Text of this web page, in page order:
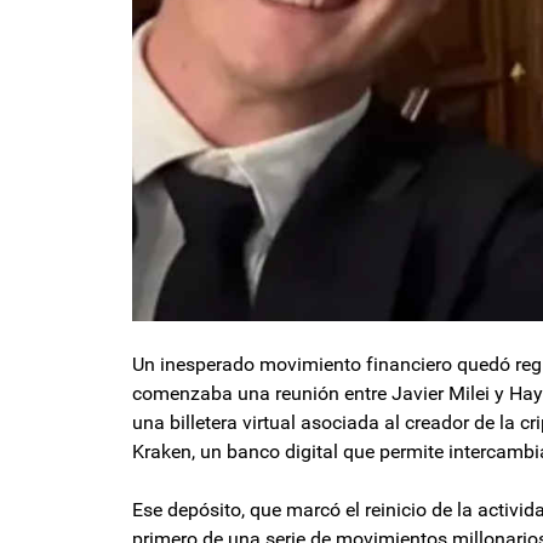
Un inesperado movimiento financiero quedó
comenzaba una reunión entre Javier Milei y
una billetera virtual asociada al creador de la
Kraken, un banco digital que permite
Ese depósito, que marcó el reinicio de la
primero de una serie de movimientos